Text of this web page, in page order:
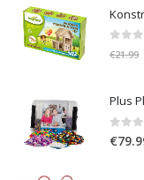
€21.99
Plus
0
€